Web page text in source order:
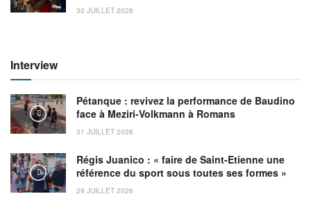
30 JUILLET 2026
Interview
Pétanque : revivez la performance de Baudino
face à Meziri-Volkmann à Romans
31 JUILLET 2026
Régis Juanico : « faire de Saint-Etienne une
référence du sport sous toutes ses formes »
29 JUILLET 2026